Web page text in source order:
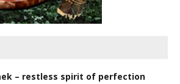
– restless spirit of perfection